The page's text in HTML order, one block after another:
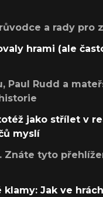
a rady pro
hrami (ale
Paul Rudd a
jako střílet v
myslí
Znáte tyto
klamy: Jak ve